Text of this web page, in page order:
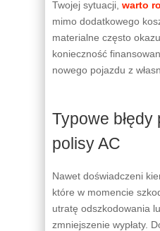
Twojej sytuacji, warto
mimo dodatkowego
materialne często
konieczność
nowego pojazdu z
Typowe
polisy AC
Nawet doświadczeni
które w momencie
utratę odszkodowania
zmniejszenie wypłaty.